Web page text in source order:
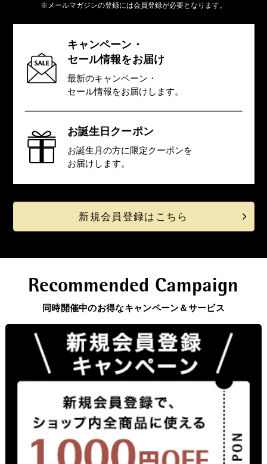
※メールマガジンの登録には会員登録が必要となります。
キャンペーン・
セール情報をお届け
最新のキャンペーン・
セール情報をお届けします。
お誕生日クーポン
お誕生月の方に限定クーポンを
お届けします。
新規会員登録はこちら
Recommended Campaign
同時開催中のお得なキャンペーン＆サービス